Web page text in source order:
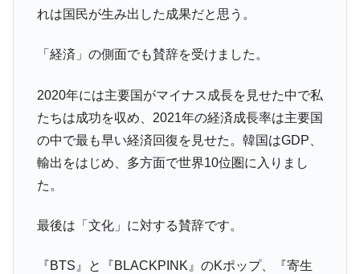
なスーパーリーグとは？
だった選手とは？
甲子園通算本塁打、最多の清原に次いで多く打っ
ている意外な選手とは？
セレクトセールの高額取引馬が稼いだ金額とは？
れは国民が生み出した成果だと思う。
「経済」の側面でも賛辞を受けました。
2020年には主要国がマイナス成長を見せた中で私
たちは成功を収め、2021年の経済成長率は主要国
の中で最も早い経済回復を見せた。韓国はGDP、
輸出をはじめ、多方面で世界10位圏に入りまし
た。
最後は「文化」に対する賛辞です。
『BTS』と『BLACKPINK』のKポップ、『寄生